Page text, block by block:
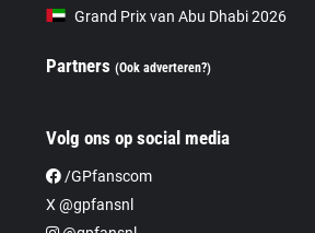
Grand Prix van Abu Dhabi 2026
Partners(Ook adverteren?)
Volg ons op social media
/GPfanscom
X @gpfansnl